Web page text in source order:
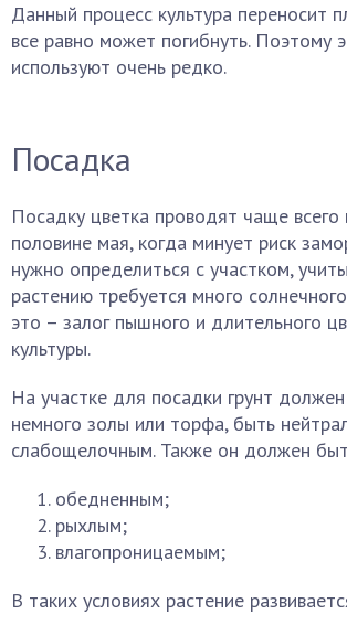
Данный процесс культура переносит
все равно может погибнуть. Поэтому
используют очень редко.
Посадка
Посадку цветка проводят чаще всего
половине мая, когда минует риск
нужно определиться с участком,
растению требуется много
это – залог пышного и длительного
культуры.
На участке для посадки грунт
немного золы или торфа, быть
слабощелочным. Также он должен
обедненным;
рыхлым;
влагопроницаемым;
В таких условиях растение